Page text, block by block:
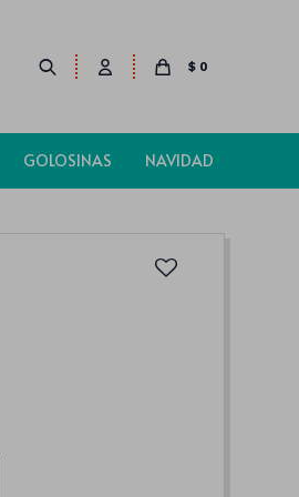
GOLOSINAS NAVIDAD
$ 0